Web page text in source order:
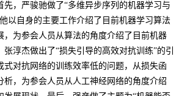
先，严骏驰做了“多维异步序列的机器学习与
以自身的主要工作介绍了目前机器学习算法
，为参会人员从算法的角度介绍了目前机器
淳杰做出了“损失引导的高效对抗训练”的引
式对抗网络的训练效率低的问题，从损失函
析，为参会人员从人工神经网络的角度介绍